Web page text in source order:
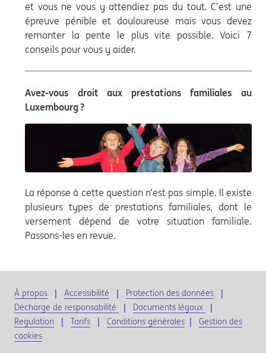
et vous ne vous y attendiez pas du tout. C’est une
épreuve pénible et douloureuse mais vous devez
remonter la pente le plus vite possible. Voici 7
conseils pour vous y aider.
Avez-vous droit aux prestations familiales au
Luxembourg ?
La réponse à cette question n’est pas simple. Il existe
plusieurs types de prestations familiales, dont le
versement dépend de votre situation familiale.
Passons-les en revue.
À propos Accessibilité
Protection des données
Décharge de responsabilité
Documents légaux
Regulation
Tarifs Conditions générales | Gestion des
cookies